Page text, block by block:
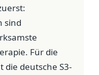
sind
Für die
deutsche S3-